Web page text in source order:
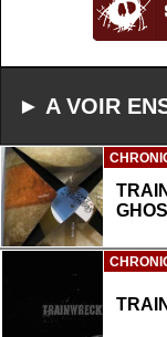
► A VOIR